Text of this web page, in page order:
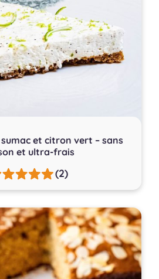
sumac et citron vert – sans
et ultra-frais
(2)